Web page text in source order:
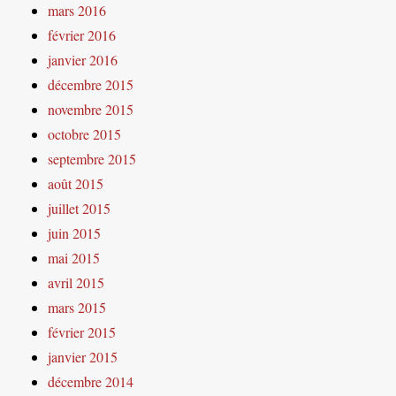
mars 2016
février 2016
janvier 2016
décembre 2015
novembre 2015
octobre 2015
septembre 2015
août 2015
juillet 2015
juin 2015
mai 2015
avril 2015
mars 2015
février 2015
janvier 2015
décembre 2014